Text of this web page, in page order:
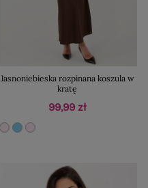
Jasnoniebieska rozpinana koszula w
kratę
99,99 zł